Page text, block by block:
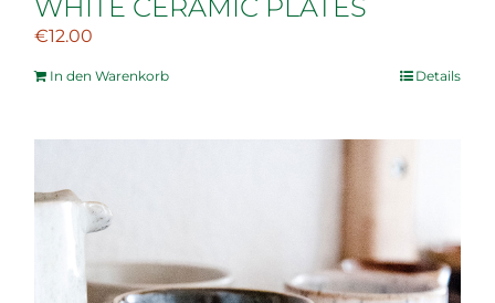
WHITE CERAMIC PLATES
€12.00
In den Warenkorb Details